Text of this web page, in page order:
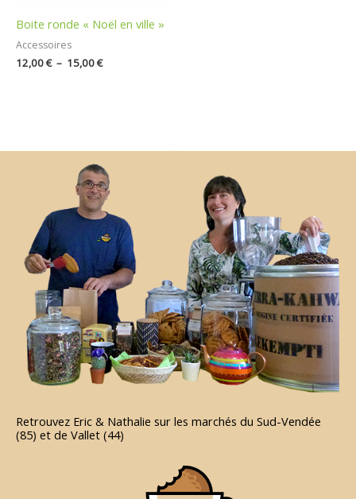
Boite ronde « Noël en ville »
Accessoires
12,00€ – 15,00€
Retrouvez Eric & Nathalie sur les marchés du Sud-Vendée
(85) et de Vallet (44)